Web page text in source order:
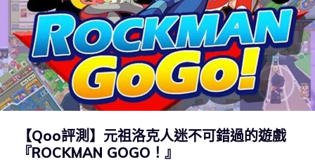
【Qoo評測】元祖洛克人迷不可錯過的遊戲
『ROCKMAN GOGO！』